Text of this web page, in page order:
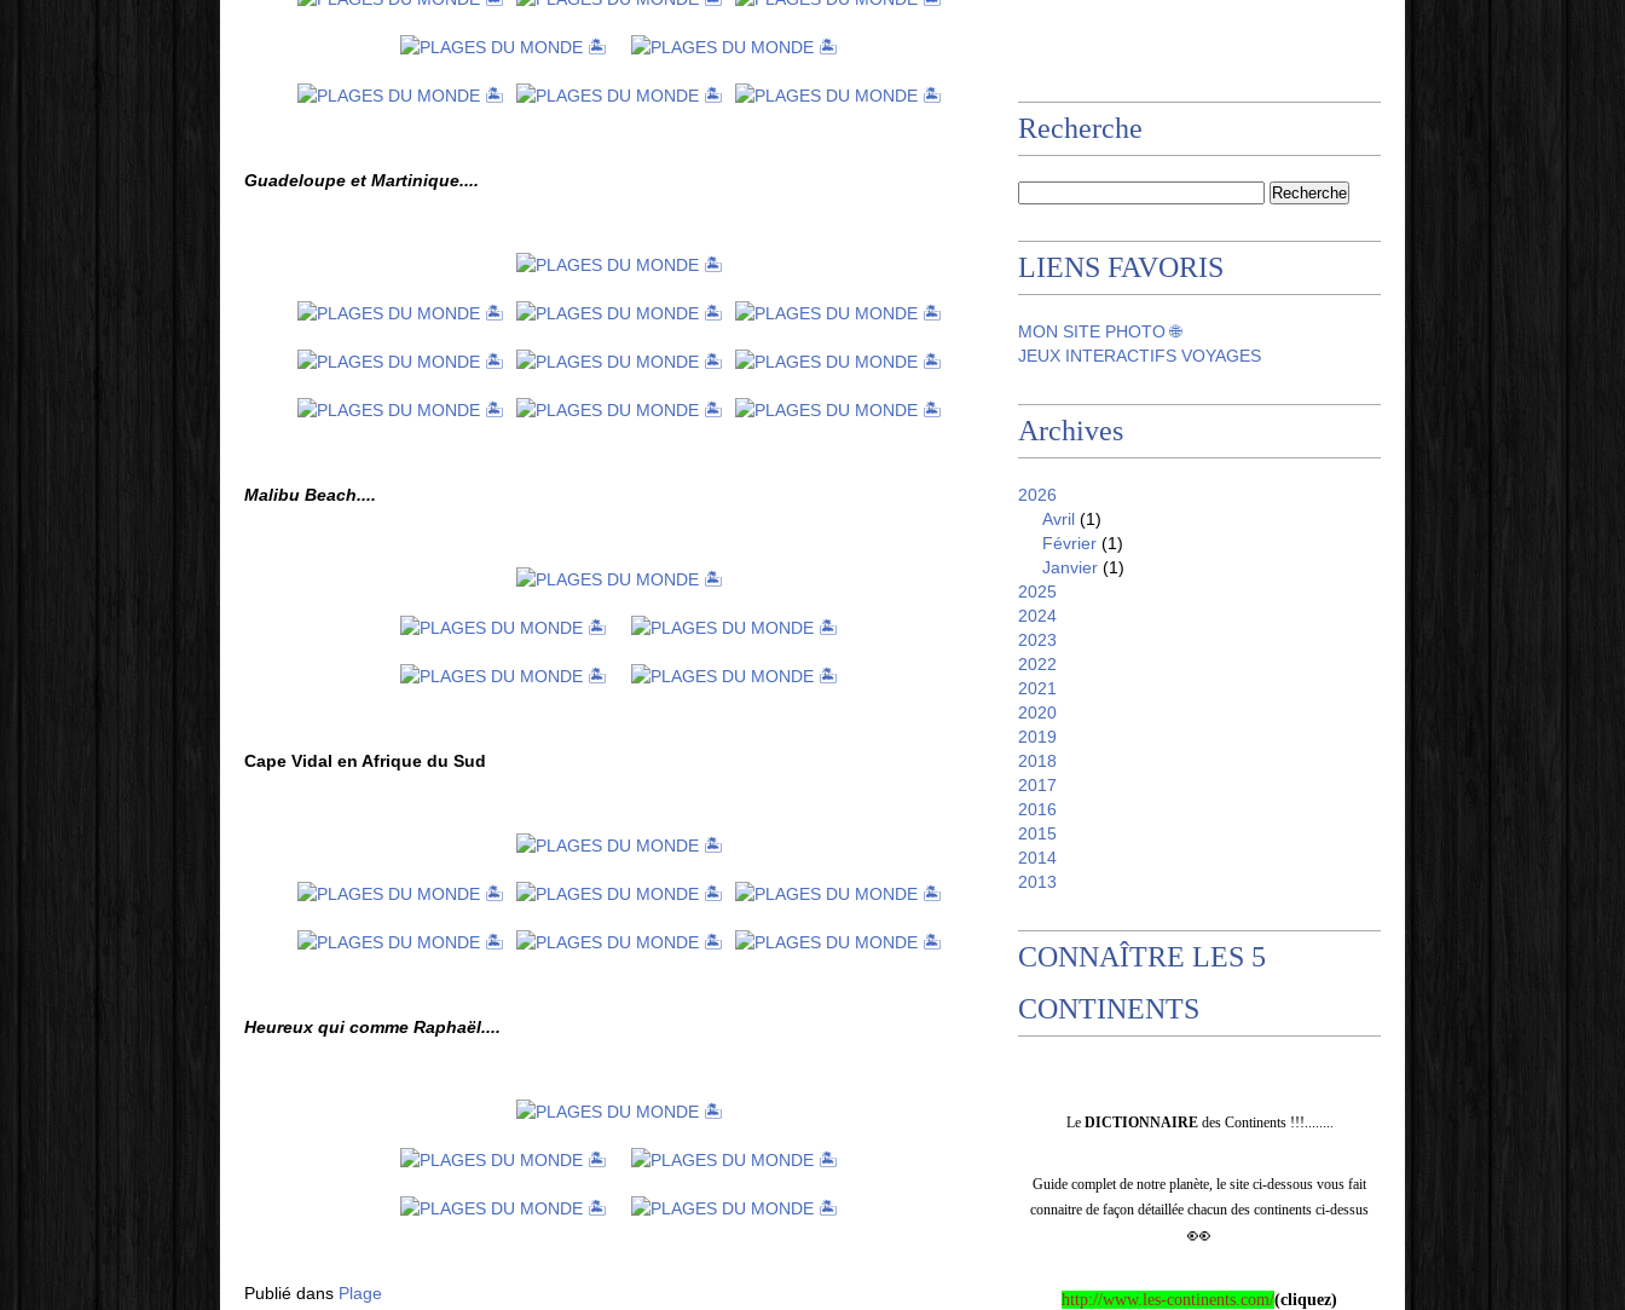
Guadeloupe et Martinique....
Malibu Beach....
Cape Vidal en Afrique du Sud
Heureux qui comme Raphaël....
Publié dans Plage
Recherche
LIENS FAVORIS
MON SITE PHOTO 🌐
JEUX INTERACTIFS VOYAGES
Archives
2026
Avril (1)
Février (1)
Janvier (1)
2025
2024
2023
2022
2021
2020
2019
2018
2017
2016
2015
2014
2013
CONNAÎTRE LES 5
CONTINENTS
Le DICTIONNAIREdes Continents !!!........
Guide complet de notre planète, le site ci-dessous vous fait
connaitre de façon détaillée chacun des continents ci-dessus
👀
http://www.les-continents.com/(cliquez)